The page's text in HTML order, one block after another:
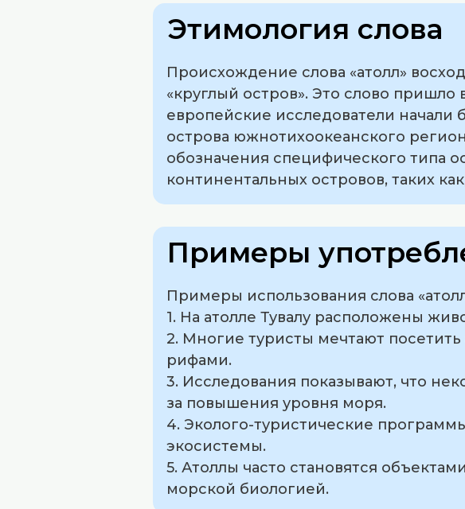
Этимология слова
Происхождение слова «атолл»
«круглый остров». Это слово пришло
европейские исследователи начали
острова южнотихоокеанского
обозначения специфического типа
континентальных островов, таких
Примеры
Примеры использования слова
1. На атолле Тувалу расположены
2. Многие туристы мечтают
рифами.
3. Исследования показывают, что
за повышения уровня моря.
4. Эколого-туристические
экосистемы.
5. Атоллы часто становятся
морской биологией.